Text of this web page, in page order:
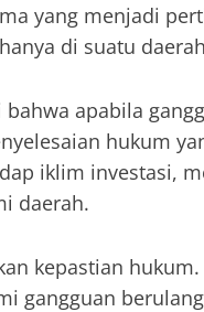
yang menjadi
di suatu
apabila
hukum
iklim investasi,
daerah.
kepastian
gangguan